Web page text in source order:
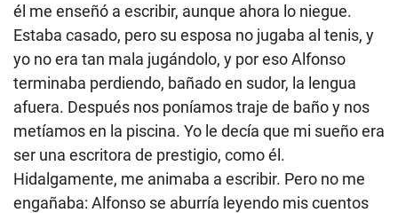
él me enseñó a escribir, aunque ahora lo niegue.
Estaba casado, pero su esposa no jugaba al tenis, y
yo no era tan mala jugándolo, y por eso Alfonso
terminaba perdiendo, bañado en sudor, la lengua
afuera. Después nos poníamos traje de baño y nos
metíamos en la piscina. Yo le decía que mi sueño era
ser una escritora de prestigio, como él.
Hidalgamente, me animaba a escribir. Pero no me
engañaba: Alfonso se aburría leyendo mis cuentos